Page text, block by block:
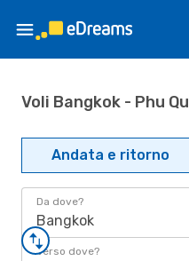
Voli Bangkok - Phu
Andata e ritorno
Da dove?
Bangkok
Verso dove?